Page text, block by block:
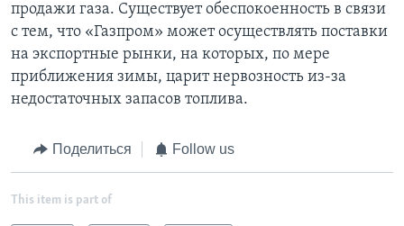
продажи газа. Существует обеспокоенность в связи
с тем, что «Газпром» может осуществлять поставки
на экспортные рынки, на которых, по мере
приближения зимы, царит нервозность из-за
недостаточных запасов топлива.
Поделиться Follow us
This item is part of